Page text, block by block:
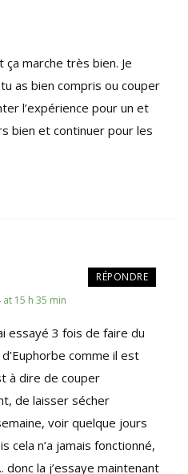
ça marche très bien. Je
as bien compris ou couper
l’expérience pour un et
bien et continuer pour les
RÉPONDRE
15 h 35 min
essayé 3 fois de faire du
comme il est
à dire de couper
de laisser sécher
voir quelque jours
cela n’a jamais fonctionné,
donc la j’essaye maintenant